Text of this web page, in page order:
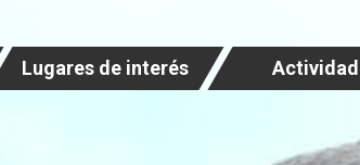
Lugares de interés